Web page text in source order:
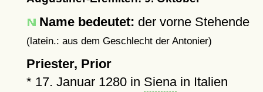
Name bedeutet: der vorne Stehende
(latein.: aus dem Geschlecht der Antonier)
Priester, Prior
* 17. Januar 1280in Sienain Italien